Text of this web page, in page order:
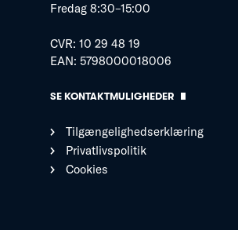
Fredag 8:30–15:00
CVR: 10 29 48 19
EAN: 5798000018006
SE KONTAKTMULIGHEDER
Tilgængelighedserklæring
Privatlivspolitik
Cookies